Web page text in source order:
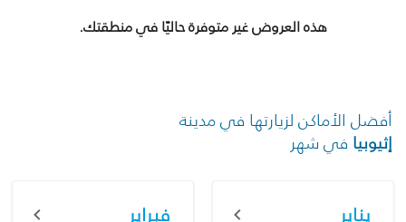
هذه العروض غير متوفرة حاليًا في منطقتك.
أفضل الأماكن لزيارتها في مدينة
إثيوبيا في شهر
يناير فبراير